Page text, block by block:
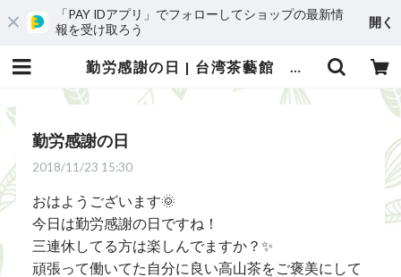
「PAY IDアプリ」でフォローしてショップの最新情
報を受け取ろう
開く
勤労感謝の日 | 台湾茶藝館 台湾茶カフェ 狐月庵
勤労感謝の日
2018/11/23 15:30
おはようございます🌞
今日は勤労感謝の日ですね！
三連休してる方は楽しんでますか？✨
頑張って働いてた自分に良い高山茶をご褒美にして